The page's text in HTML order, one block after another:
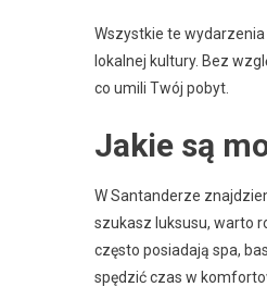
Wszystkie te
lokalnej kultury. Bez
co umili Twój pobyt.
Jakie są
W Santanderze
szukasz luksusu, warto
często posiadają spa,
spędzić czas w